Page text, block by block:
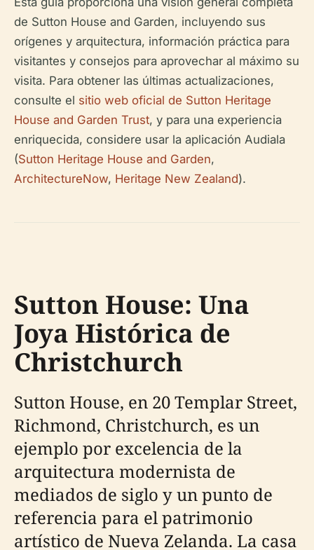
de Sutton House and Garden, incluyendo sus
orígenes y arquitectura, información práctica para
visitantes y consejos para aprovechar al máximo su
visita. Para obtener las últimas actualizaciones,
consulte el sitio web oficial de Sutton Heritage
House and Garden Trust, y para una experiencia
enriquecida, considere usar la aplicación Audiala
(Sutton Heritage House and Garden,
ArchitectureNow, Heritage New Zealand).
Sutton House: Una
Joya Histórica de
Christchurch
Sutton House, en 20 Templar Street,
Richmond, Christchurch, es un
ejemplo por excelencia de la
arquitectura modernista de
mediados de siglo y un punto de
referencia para el patrimonio
artístico de Nueva Zelanda. La casa